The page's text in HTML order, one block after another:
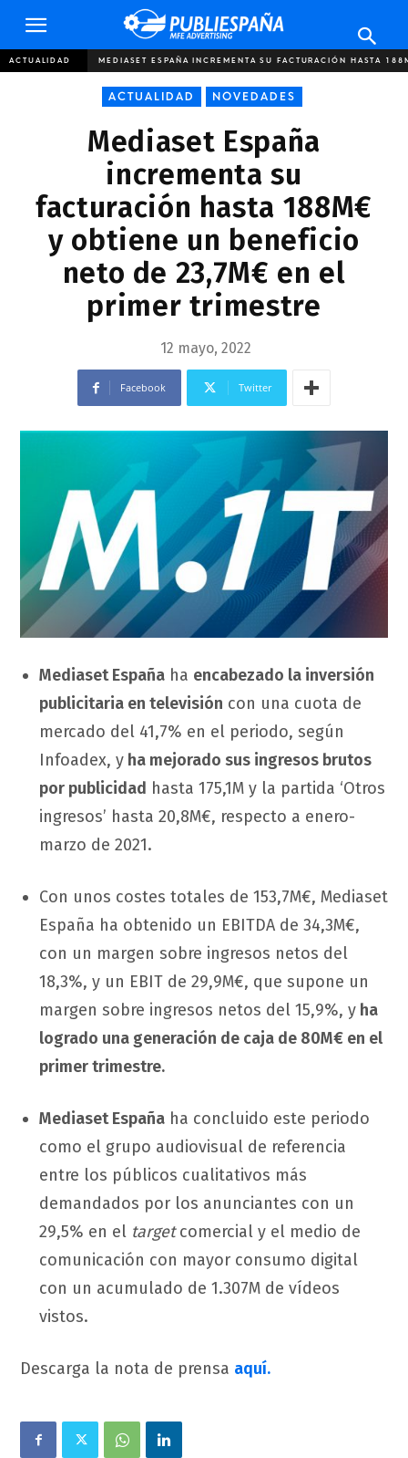
Publiespaña
ACTUALIDAD MEDIASET ESPAÑA INCREMENTA SU FACTURACIÓN HASTA
ACTUALIDAD NOVEDADES
Mediaset España
incrementa su
facturación hasta 188M€
y obtiene un beneficio
neto de 23,7M€ en el
primer trimestre
12 mayo, 2022
Facebook Twitter
Mediaset España ha encabezado la inversión
publicitaria en televisión con una cuota de
mercado del 41,7% en el periodo, según
Infoadex, y ha mejorado sus ingresos brutos
por publicidad hasta 175,1M y la partida ‘Otros
ingresos’ hasta 20,8M€, respecto a enero-
marzo de 2021.
Con unos costes totales de 153,7M€, Mediaset
España ha obtenido un EBITDA de 34,3M€,
con un margen sobre ingresos netos del
18,3%, y un EBIT de 29,9M€, que supone un
margen sobre ingresos netos del 15,9%, y ha
logrado una generación de caja de 80M€ en el
primer trimestre.
Mediaset España ha concluido este periodo
como el grupo audiovisual de referencia
entre los públicos cualitativos más
demandados por los anunciantes con un
29,5% en el targetcomercial y el medio de
comunicación con mayor consumo digital
con un acumulado de 1.307M de vídeos
vistos.
Descarga la nota de prensa aquí.